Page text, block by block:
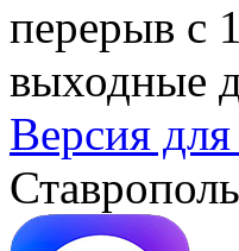
перерыв с
выходные
Версия